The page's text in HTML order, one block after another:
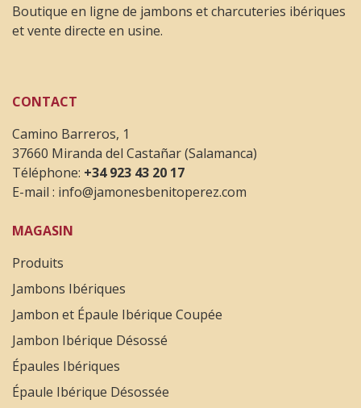
a lo hablado con Isabel.
12 Septembre 2021
Calidad-precio estupenda y el servicio de entrega
muy bueno
Miquel Tutó Delpech
9 Juillet 2021
destaco la atención muy amable y clarificadora por
parte de Isabel.
María José
24 May 2021
Boutique en ligne de jambons et charcuteries ibériques
et vente directe en usine.
CONTACT
Camino Barreros, 1
37660 Miranda del Castañar (Salamanca)
Téléphone: +34 923 43 20 17
E-mail : info@jamonesbenitoperez.com
MAGASIN
Produits
Jambons Ibériques
Jambon et Épaule Ibérique Coupée
Jambon Ibérique Désossé
Épaules Ibériques
Épaule Ibérique Désossée